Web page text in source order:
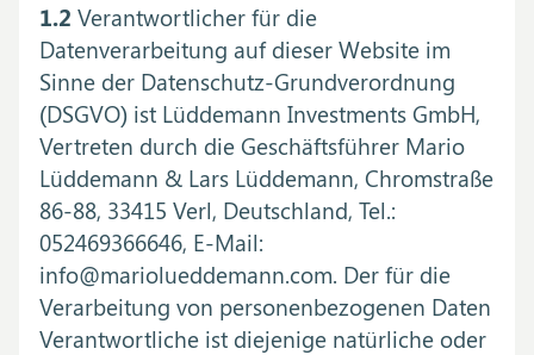
1.2 Verantwortlicher für die
Datenverarbeitung auf dieser Website im
Sinne der Datenschutz-Grundverordnung
(DSGVO) ist Lüddemann Investments GmbH,
Vertreten durch die Geschäftsführer Mario
Lüddemann & Lars Lüddemann, Chromstraße
86-88, 33415 Verl, Deutschland, Tel.:
052469366646, E-Mail:
info@mariolueddemann.com. Der für die
Verarbeitung von personenbezogenen Daten
Verantwortliche ist diejenige natürliche oder